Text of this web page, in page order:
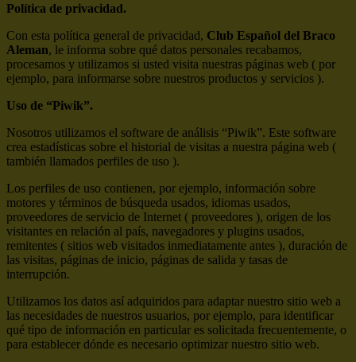
Política de privacidad.
Con esta política general de privacidad, Club Español del Braco
Aleman, le informa sobre qué datos personales recabamos,
procesamos y utilizamos si usted visita nuestras páginas web ( por
ejemplo, para informarse sobre nuestros productos y servicios ).
Uso de “Piwik”.
Nosotros utilizamos el software de análisis “Piwik”. Este software
crea estadísticas sobre el historial de visitas a nuestra página web (
también llamados perfiles de uso ).
Los perfiles de uso contienen, por ejemplo, información sobre
motores y términos de búsqueda usados, idiomas usados,
proveedores de servicio de Internet ( proveedores ), origen de los
visitantes en relación al país, navegadores y plugins usados,
remitentes ( sitios web visitados inmediatamente antes ), duración de
las visitas, páginas de inicio, páginas de salida y tasas de
interrupción.
Utilizamos los datos así adquiridos para adaptar nuestro sitio web a
las necesidades de nuestros usuarios, por ejemplo, para identificar
qué tipo de información en particular es solicitada frecuentemente, o
para establecer dónde es necesario optimizar nuestro sitio web.